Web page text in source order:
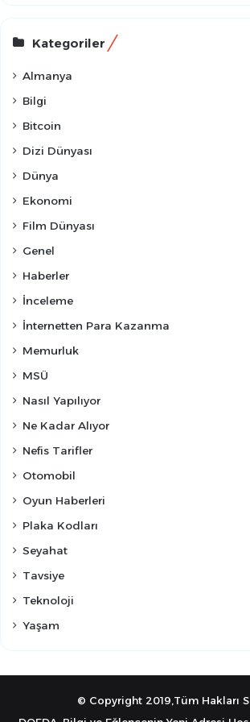
Kategoriler
Almanya
Bilgi
Bitcoin
Dizi Dünyası
Dünya
Ekonomi
Film Dünyası
Genel
Haberler
İnceleme
İnternetten Para Kazanma
Memurluk
MSÜ
Nasıl Yapılıyor
Ne Kadar Alıyor
Nefis Tarifler
Otomobil
Oyun Haberleri
Plaka Kodları
Seyahat
Tavsiye
Teknoloji
Yaşam
© Copyright 2019,Tüm Hakları